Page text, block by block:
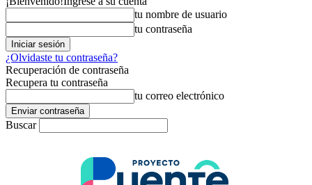
tu nombre de usuario
tu contraseña
¿Olvidaste tu contraseña?
Recuperación de contraseña
Recupera tu contraseña
tu correo electrónico
Buscar